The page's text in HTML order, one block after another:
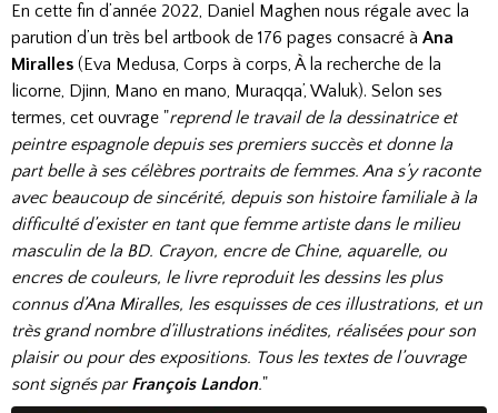
En cette fin d’année 2022, Daniel Maghen nous régale avec la
parution d’un très bel artbook de 176 pages consacré à Ana
Miralles (Eva Medusa, Corps à corps, À la recherche de la
licorne, Djinn, Mano en mano, Muraqqa’, Waluk). Selon ses
termes, cet ouvrage "reprend le travail de la dessinatrice et
peintre espagnole depuis ses premiers succès et donne la
part belle à ses célèbres portraits de femmes. Ana s’y raconte
avec beaucoup de sincérité, depuis son histoire familiale à la
difficulté d’exister en tant que femme artiste dans le milieu
masculin de la BD. Crayon, encre de Chine, aquarelle, ou
encres de couleurs, le livre reproduit les dessins les plus
connus d’Ana Miralles, les esquisses de ces illustrations, et un
très grand nombre d’illustrations inédites, réalisées pour son
plaisir ou pour des expositions. Tous les textes de l’ouvrage
sont signés parFrançois Landon."